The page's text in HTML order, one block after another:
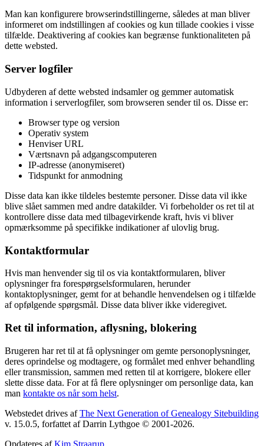
Man kan konfigurere browserindstillingerne, således at man bliver
informeret om indstillingen af cookies og kun tillade cookies i visse
tilfælde. Deaktivering af cookies kan begrænse funktionaliteten på
dette websted.
Server logfiler
Udbyderen af dette websted indsamler og gemmer automatisk
information i serverlogfiler, som browseren sender til os. Disse er:
Browser type og version
Operativ system
Henviser URL
Værtsnavn på adgangscomputeren
IP-adresse (anonymiseret)
Tidspunkt for anmodning
Disse data kan ikke tildeles bestemte personer. Disse data vil ikke
blive slået sammen med andre datakilder. Vi forbeholder os ret til at
kontrollere disse data med tilbagevirkende kraft, hvis vi bliver
opmærksomme på specifikke indikationer af ulovlig brug.
Kontaktformular
Hvis man henvender sig til os via kontaktformularen, bliver
oplysninger fra forespørgselsformularen, herunder
kontaktoplysninger, gemt for at behandle henvendelsen og i tilfælde
af opfølgende spørgsmål. Disse data bliver ikke videregivet.
Ret til information, aflysning, blokering
Brugeren har ret til at få oplysninger om gemte personoplysninger,
deres oprindelse og modtagere, og formålet med enhver behandling
eller transmission, sammen med retten til at korrigere, blokere eller
slette disse data. For at få flere oplysninger om personlige data, kan
man kontakte os når som helst.
Webstedet drives afThe Next Generation of Genealogy Sitebuilding
v. 15.0.5, forfattet af Darrin Lythgoe © 2001-2026.
Opdateres afKim Straarup